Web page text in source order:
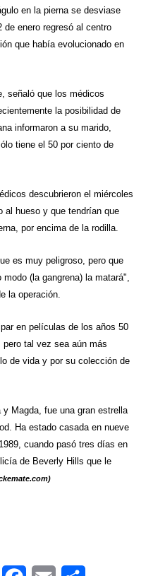
en la pierna se desviase
de enero regresó al centro
que había evolucionado en
señaló que los médicos
la posibilidad de
informaron a su marido,
tiene el 50 por ciento de
descubrieron el miércoles
al hueso y que tendrían que
por encima de la rodilla.
es muy peligroso, pero que
(la gangrena) la matará",
la operación.
en películas de los años 50
tal vez sea aún más
de vida y por su colección de
Magda, fue una gran estrella
Ha estado casada en nueve
cuando pasó tres días en
de Beverly Hills que le